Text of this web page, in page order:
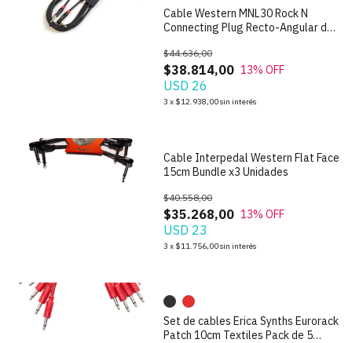
Cable Western MNL30 Rock N
Connecting Plug Recto-Angular de
$38.814,00
$44.636,00
13% OFF
USD 26
3 x $12.938,00sin interés
Cable Interpedal Western Flat Face
15cm Bundle x3 Unidades
$35.268,00
$40.558,00
13% OFF
USD 23
3 x $11.756,00sin interés
Set de cables Erica Synths Eurorack
Patch 10cm Textiles Pack de 5